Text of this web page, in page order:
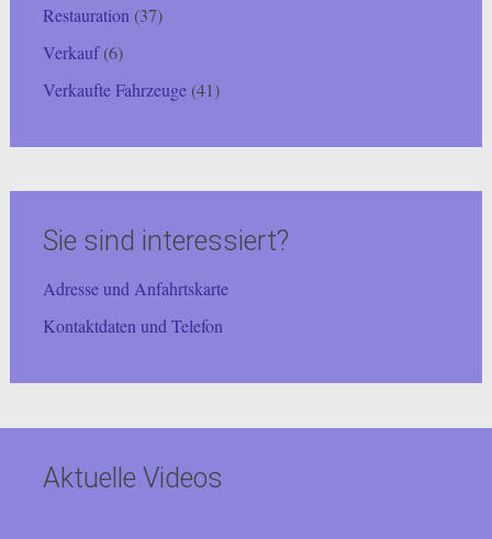
Restauration (37)
Verkauf(6)
Verkaufte Fahrzeuge(41)
Sie sind interessiert?
Adresse und Anfahrtskarte
Kontaktdaten und Telefon
Aktuelle Videos